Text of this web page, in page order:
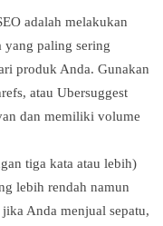
adalah melakukan
yang paling sering
produk Anda. Gunakan
atau Ubersuggest
dan memiliki volume
tiga kata atau lebih)
lebih rendah namun
Anda menjual sepatu,